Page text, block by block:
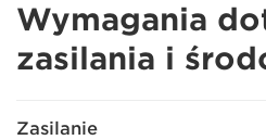
Wymagania
zasilania i
Zasilanie